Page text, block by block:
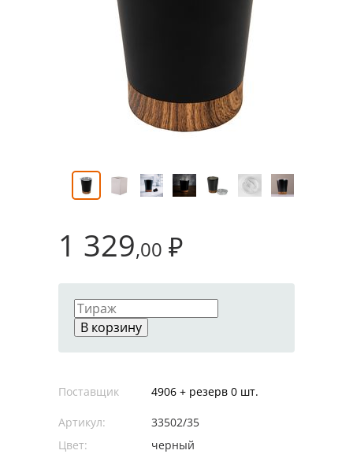
1 329,00 ₽
В корзину
Поставщик 4906 + резерв 0 шт.
Артикул:
33502/35
Цвет:
черный